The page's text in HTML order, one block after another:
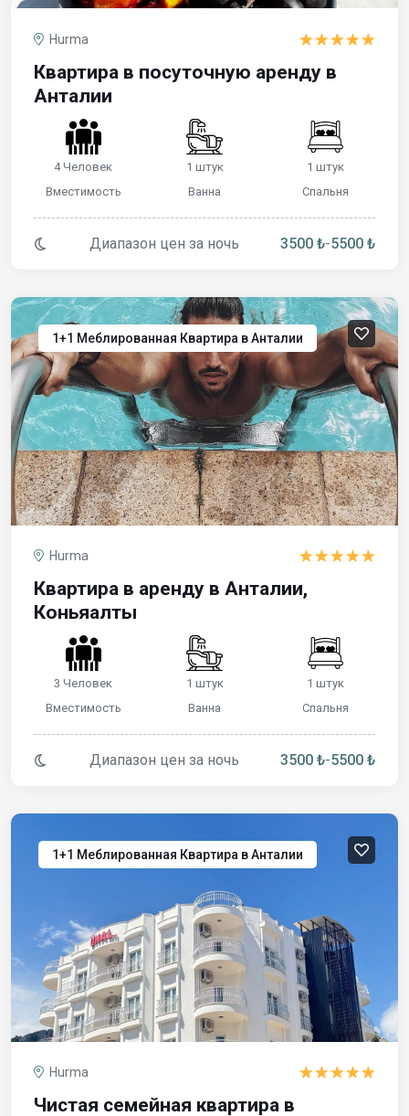
Hurma
Квартира в посуточную аренду в
Анталии
4 Человек
Вместимость
1 штук
Ванна
1 штук
Спальня
Диапазон цен за ночь 3500 ₺-5500 ₺
1+1 Меблированная Квартира в Анталии
Hurma
Квартира в аренду в Анталии,
Коньяалты
3 Человек
Вместимость
1 штук
Ванна
1 штук
Спальня
Диапазон цен за ночь 3500 ₺-5500 ₺
1+1 Меблированная Квартира в Анталии
Hurma
Чистая семейная квартира в